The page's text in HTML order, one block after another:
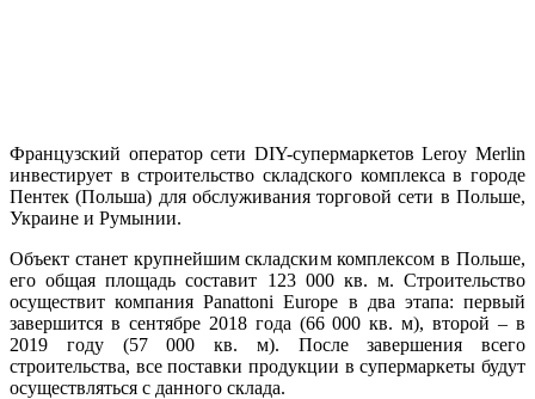
Фрaнцузский оператор сети DIY-супермаркетов Leroy Merlin
инвестирует в строительство складского комплекса в городе
Пентек (Польша) для обслуживания торговой сети в Польше,
Украине и Румынии.
Объект станет крупнейшим складским комплексом в Польше,
его общая площадь составит 123 000 кв. м. Строительство
осуществит компания Panattoni Europe в два этапа: первый
завершится в сентябре 2018 года (66 000 кв. м), второй – в
2019 году (57 000 кв. м). После завершения всего
строительства, все поставки продукции в супермаркеты будут
осуществляться с данного склада.